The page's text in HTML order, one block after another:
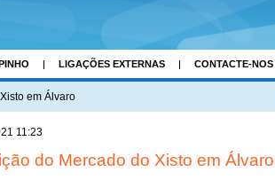
LIGAÇÕES EXTERNAS CONTACTE-NOS
em Álvaro
11:23
do Mercado do Xisto em Álvaro